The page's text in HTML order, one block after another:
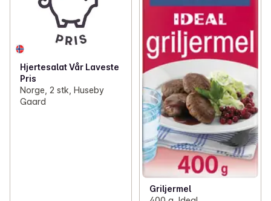
Hjertesalat Vår Laveste
Pris
Norge, 2 stk, Huseby
Gaard
Griljermel